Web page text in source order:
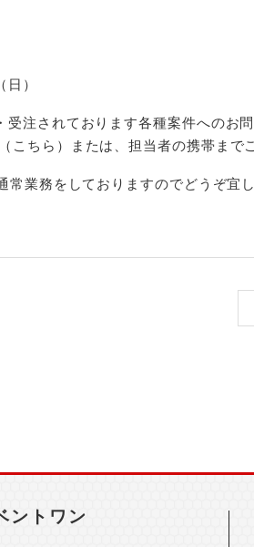
）
受注されております各種案件へのお
こちら ）または、担当者の携帯まで
常業務をしておりますのでどうぞ宜
ントワン